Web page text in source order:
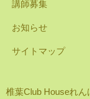
講師募集
お知らせ
サイトマップ
椎葉Club Houseれん